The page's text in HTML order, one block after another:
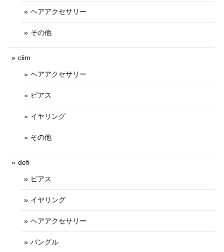
ヘアアクセサリー
その他
ciim
ヘアアクセサリー
ピアス
イヤリング
その他
defi
ピアス
イヤリング
ヘアアクセサリー
バングル